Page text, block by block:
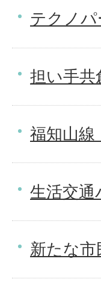
テクノ
担い手共
福知山線
生活交通
新たな市